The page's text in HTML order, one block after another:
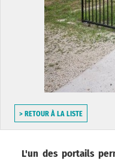
> RETOUR À LA LISTE
L'un des portails